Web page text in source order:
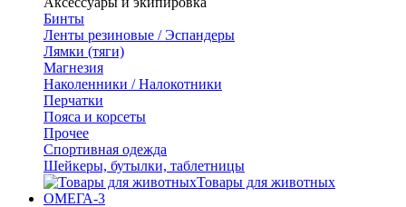
Бинты
Ленты резиновые / Эспандеры
Лямки (тяги)
Магнезия
Наколенники / Налокотники
Перчатки
Пояса и корсеты
Прочее
Спортивная одежда
Шейкеры, бутылки, таблетницы
Товары для животных
ОМЕГА-3